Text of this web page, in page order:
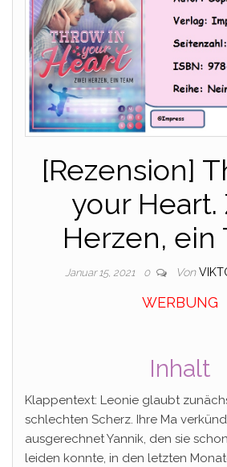
[Rezension]
your Heart.
Herzen, ein
Januar 15, 2021 0 Von
WERBUNG
Inhalt
Klappentext: Leonie glaubt
schlechten Scherz. Ihre Ma
ausgerechnet Yannik, den sie
leiden konnte, in den letzten